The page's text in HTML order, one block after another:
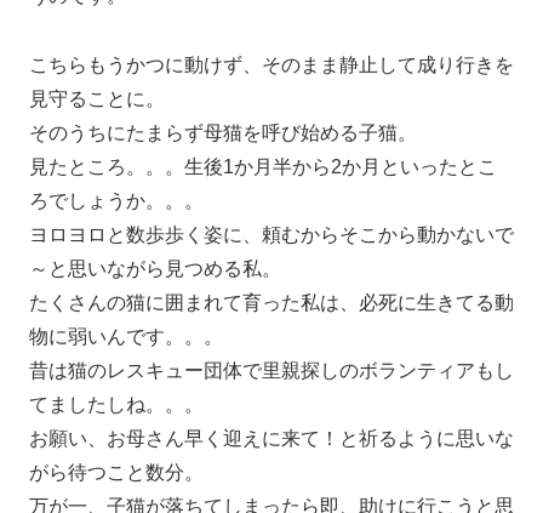
こちらもうかつに動けず、そのまま静止して成り行きを
見守ることに。
そのうちにたまらず母猫を呼び始める子猫。
見たところ。。。生後1か月半から2か月といったとこ
ろでしょうか。。。
ヨロヨロと数歩歩く姿に、頼むからそこから動かないで
～と思いながら見つめる私。
たくさんの猫に囲まれて育った私は、必死に生きてる動
物に弱いんです。。。
昔は猫のレスキュー団体で里親探しのボランティアもし
てましたしね。。。
お願い、お母さん早く迎えに来て！と祈るように思いな
がら待つこと数分。
万が一、子猫が落ちてしまったら即、助けに行こうと思